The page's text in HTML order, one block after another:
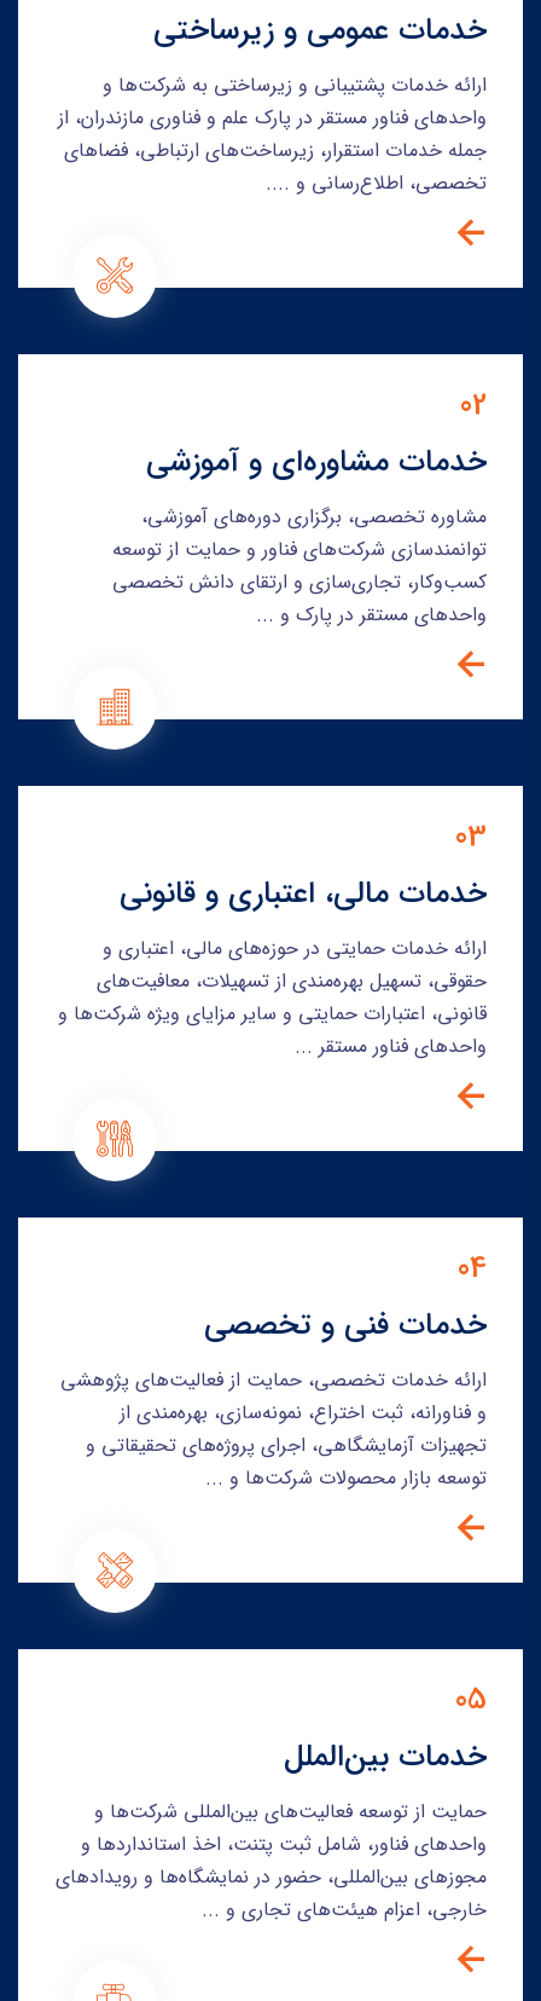
خدمات عمومی و زیرساختی
ارائه خدمات پشتیبانی و زیرساختی به شرکت‌ها و
واحدهای فناور مستقر در پارک علم و فناوری مازندران، از
جمله خدمات استقرار، زیرساخت‌های ارتباطی، فضاهای
تخصصی، اطلاع‌رسانی و ....
02
خدمات مشاوره‌ای و آموزشی
مشاوره تخصصی، برگزاری دوره‌های آموزشی،
توانمندسازی شرکت‌های فناور و حمایت از توسعه
کسب‌وکار، تجاری‌سازی و ارتقای دانش تخصصی
واحدهای مستقر در پارک و ...
03
خدمات مالی، اعتباری و قانونی
ارائه خدمات حمایتی در حوزه‌های مالی، اعتباری و
حقوقی، تسهیل بهره‌مندی از تسهیلات، معافیت‌های
قانونی، اعتبارات حمایتی و سایر مزایای ویژه شرکت‌ها و
واحدهای فناور مستقر ...
04
خدمات فنی و تخصصی
ارائه خدمات تخصصی، حمایت از فعالیت‌های پژوهشی
و فناورانه، ثبت اختراع، نمونه‌سازی، بهره‌مندی از
تجهیزات آزمایشگاهی، اجرای پروژه‌های تحقیقاتی و
توسعه بازار محصولات شرکت‌ها و ...
05
خدمات بین‌الملل
حمایت از توسعه فعالیت‌های بین‌المللی شرکت‌ها و
واحدهای فناور، شامل ثبت پتنت، اخذ استانداردها و
مجوزهای بین‌المللی، حضور در نمایشگاه‌ها و رویدادهای
خارجی، اعزام هیئت‌های تجاری و ...